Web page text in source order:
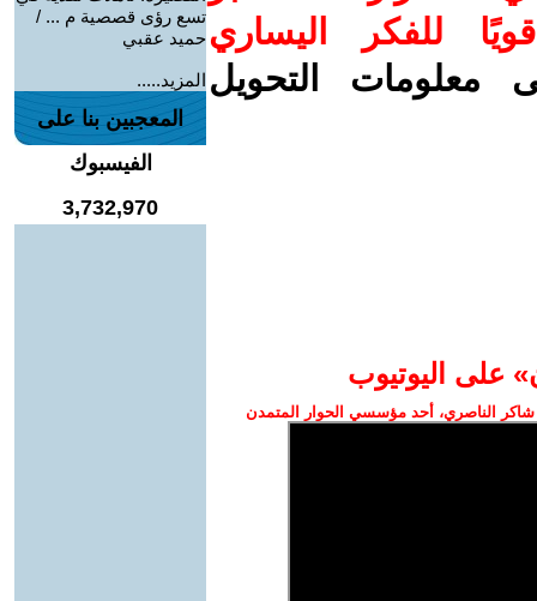
للفكر اليساري
معلومات التحويل
على اليوتيوب
الناصري، أحد مؤسسي الحوار المتمدن
تسع رؤى قصصية م ... /
حميد عقبي
المزيد.....
المعجبين بنا على
الفيسبوك
3,732,970